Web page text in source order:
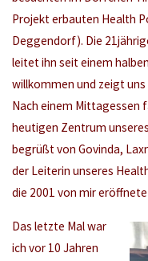
Projekt erbauten Health
Deggendorf). Die
leitet ihn seit einem
willkommen und zeigt
Nach einem Mittagessen
heutigen Zentrum
begrüßt von Govinda,
der Leiterin unseres
die 2001 von mir
Das letzte Mal war
ich vor 10 Jahren